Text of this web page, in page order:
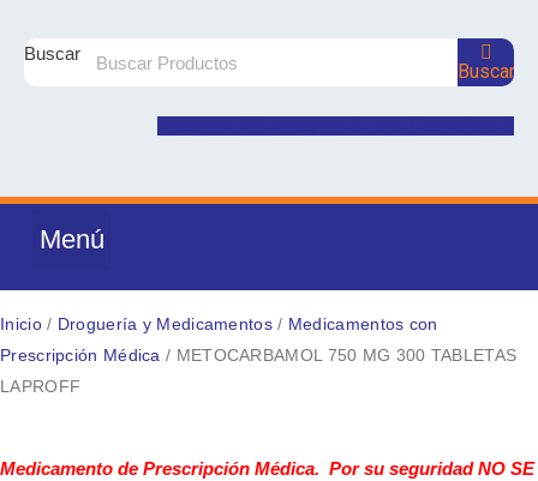
contenido
Buscar
Buscar
Menú
Inicio/ Droguería y Medicamentos/ Medicamentos con
Prescripción Médica / METOCARBAMOL 750 MG 300 TABLETAS
LAPROFF
Medicamento de Prescripción Médica. Por su seguridad NO SE
750